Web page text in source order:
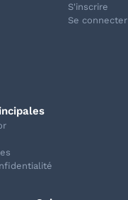
S'inscrire
Se connecter